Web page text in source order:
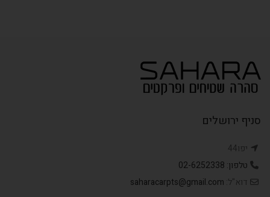
סניף ירושלים
יפו44
טלפון: 02-6252338
דוא"ל: saharacarpts@gmail.com